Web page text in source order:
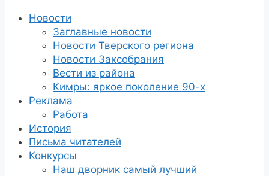
Новости
Заглавные новости
Новости Тверского региона
Новости Заксобрания
Вести из района
Кимры: яркое поколение 90-х
Реклама
Работа
История
Письма читателей
Конкурсы
Наш дворник самый лучший